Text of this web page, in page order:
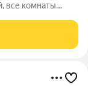
все комнаты
квартиры